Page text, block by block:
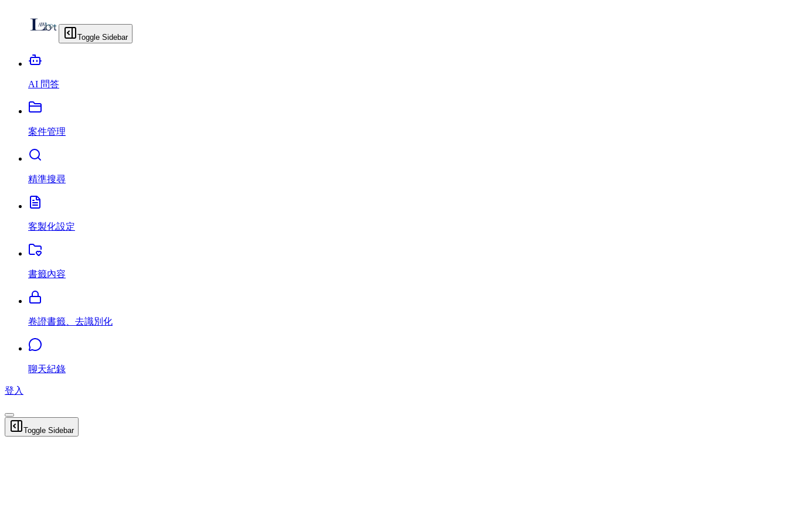
Toggle Sidebar
AI 問答
案件管理
精準搜尋
客製化設定
書籤內容
卷證書籤、去識別化
聊天紀錄
登入
Toggle Sidebar